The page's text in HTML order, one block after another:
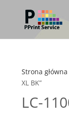
Strona główna
XL BK”
LC-